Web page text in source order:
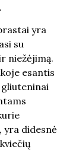
yra
su
niežėjimą.
esantis
didesnė